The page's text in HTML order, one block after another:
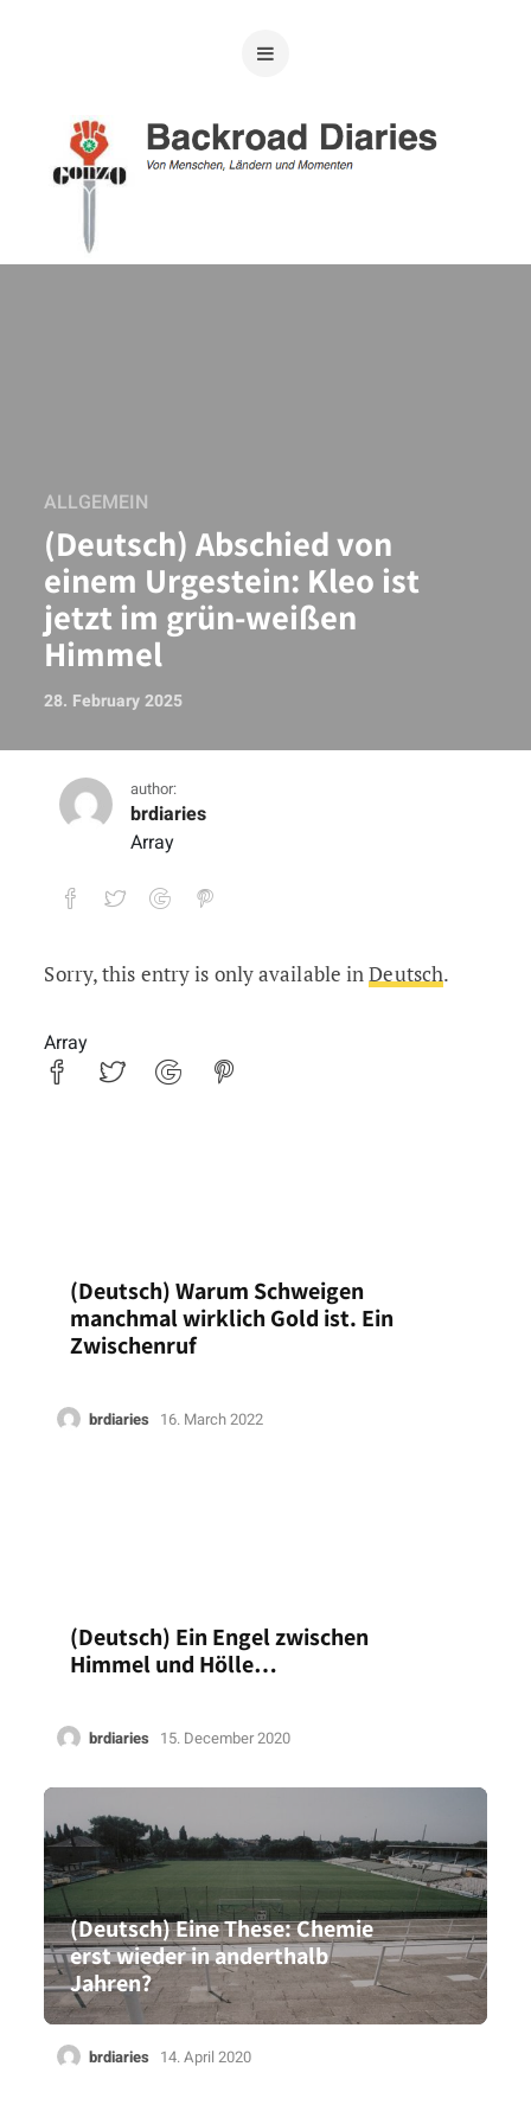
ALLGEMEIN
(Deutsch) Abschied von
einem Urgestein: Kleo ist
jetzt im grün-weißen
Himmel
28. February 2025
author:
brdiaries
Array
(Deutsch) Abschied von einem
Sorry, this entry is only available inDeutsch.
Array
(Deutsch) Warum Schweigen
manchmal wirklich Gold ist. Ein
Zwischenruf
brdiaries 16. March 2022
(Deutsch) Ein Engel zwischen
Himmel und Hölle…
brdiaries 15. December 2020
(Deutsch) Eine These: Chemie
erst wieder in anderthalb
Jahren?
brdiaries 14. April 2020